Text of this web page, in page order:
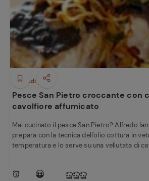
Secondi piatti
Pesce San Pietro croccante con
cavolfiore affumicato
Mai cucinato il pesce San Pietro? Alfredo
prepara con la tecnica dell'olio cottura in
temperatura e lo serve su una vellutata di